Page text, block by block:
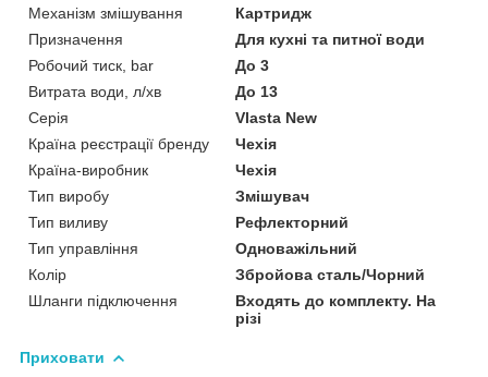
Механізм змішування
Картридж
Призначення
Для кухні та питної води
Робочий тиск, bar
До 3
Витрата води, л/хв
До 13
Серія
Vlasta New
Країна реєстрації бренду
Чехія
Країна-виробник
Чехія
Тип виробу
Змішувач
Тип виливу
Рефлекторний
Тип управління
Одноважільний
Колір
Збройова сталь/Чорний
Шланги підключення
Входять до комплекту. На
різі
Приховати